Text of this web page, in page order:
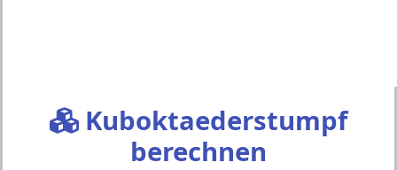
Kuboktaederstumpf
berechnen